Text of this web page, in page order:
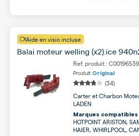
Aide en visio incluse
Balai moteur welling (x2).ice
Ref. produit : C00196539
Produit Original
(34)
Carter et Charbon
LADEN
Marques compatibles
HOTPOINT ARISTON,
HAIER, WHIRLPOOL,